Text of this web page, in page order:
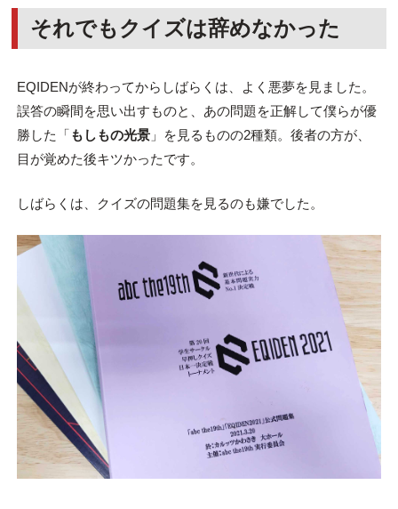
それでもクイズは辞めなかった
EQIDENが終わってからしばらくは、よく悪夢を見ました。
誤答の瞬間を思い出すものと、あの問題を正解して僕らが優
勝した「もしもの光景」を見るものの2種類。後者の方が、
目が覚めた後キツかったです。
しばらくは、クイズの問題集を見るのも嫌でした。